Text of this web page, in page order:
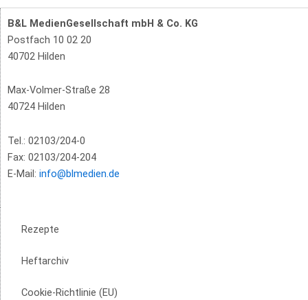
B&L MedienGesellschaft mbH & Co. KG
Postfach 10 02 20
40702 Hilden
Max-Volmer-Straße 28
40724 Hilden
Tel.: 02103/204-0
Fax: 02103/204-204
E-Mail: info@blmedien.de
Rezepte
Heftarchiv
Cookie-Richtlinie (EU)